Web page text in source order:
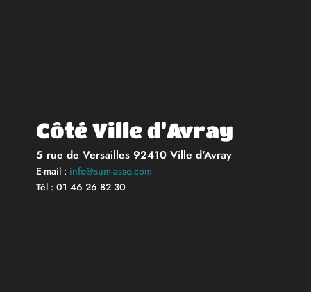
Côté Ville d'Avray
5 rue de Versailles 92410 Ville d'Avray
E-mail : info@sum-asso.com
Tél : 01 46 26 82 30